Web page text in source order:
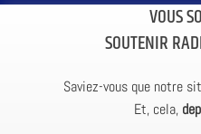
VOUS
SOUTENIR
Saviez-vous que notre
Et, cela,